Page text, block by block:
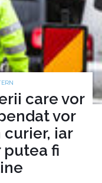
care vor
vor
iar
fi